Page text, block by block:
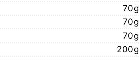
70g
70g
70g
200g